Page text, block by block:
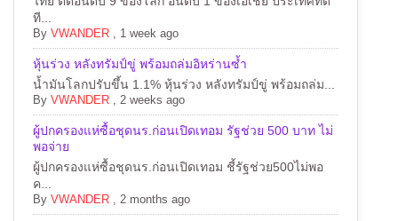
ที...
By VWANDER 1 week ago
หุ้นร่วง หลังทรัมป์ขู่ พร้อมถล่มอิหร่านซ้ำ
น้ำมันโลกปรับขึ้น 1.1% หุ้นร่วง หลังทรัมป์ขู่ พร้อมถล่ม...
By VWANDER 2 weeks ago
ผู้ปกครองแห่ซื้อชุดนร.ก่อนเปิดเทอม รัฐช่วย 500 บาท ไม่
พอจ่าย
ผู้ปกครองแห่ซื้อชุดนร.ก่อนเปิดเทอม ชี้รัฐช่วย500ไม่พอ
ค...
By VWANDER 2 months ago